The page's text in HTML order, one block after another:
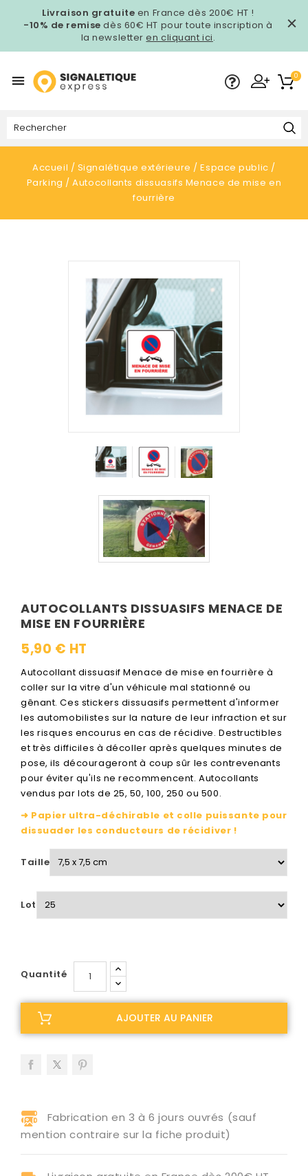
Livraison gratuite en France dès 200€ HT !
-10% de remise dès 60€ HT pour toute inscription à
la newsletteren cliquant ici.
 0
Accueil Signalétique extérieure
Espace public
Parking
Autocollants dissuasifs Menace de mise en
fourrière
AUTOCOLLANTS DISSUASIFS MENACE DE
MISE EN FOURRIÈRE
5,90 € HT
Autocollant dissuasif Menace de mise en fourrière à
coller sur la vitre d'un véhicule mal stationné ou
gênant. Ces stickers dissuasifs permettent d'informer
les automobilistes sur la nature de leur infraction et sur
les risques encourus en cas de récidive. Destructibles
et très difficiles à décoller après quelques minutes de
pose, ils décourageront à coup sûr les contrevenants
pour éviter qu'ils ne recommencent. Autocollants
vendus par lots de 25, 50, 100, 250 ou 500.
➜ Papier ultra-déchirable et colle puissante pour
dissuader les conducteurs de récidiver !
Taille
Lot
Quantité
AJOUTER AU PANIER
Fabrication en 3 à 6 jours ouvrés (sauf
mention contraire sur la fiche produit)